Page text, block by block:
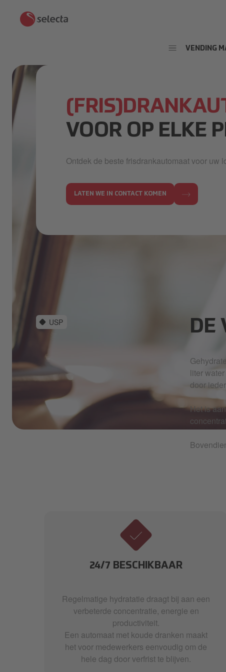
VENDING
VOOR OP ELKE
Ontdek de beste frisdrankautomaat voor uw
LATEN WE IN CONTACT KOMEN
USP DE
liter
door
Het is
24/7 BESCHIKBAAR
Regelmatige hydratatie draagt bij aan een
verbeterde concentratie, energie en
productiviteit.
Een automaat met koude dranken maakt
het voor medewerkers eenvoudig om de
hele dag door verfrist te blijven.